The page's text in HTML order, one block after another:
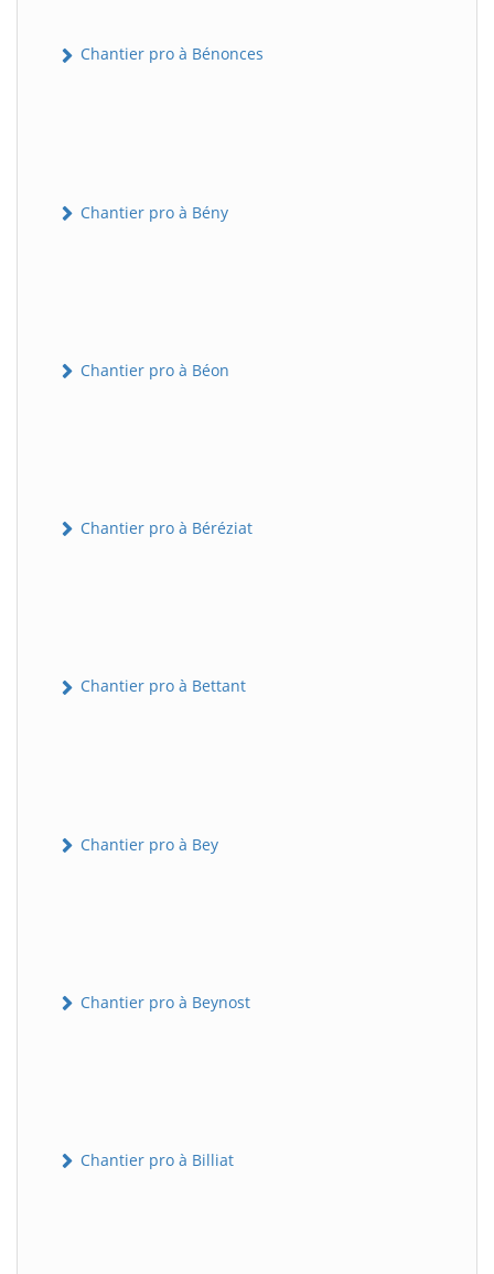
Chantier pro à Bénonces
Chantier pro à Bény
Chantier pro à Béon
Chantier pro à Béréziat
Chantier pro à Bettant
Chantier pro à Bey
Chantier pro à Beynost
Chantier pro à Billiat